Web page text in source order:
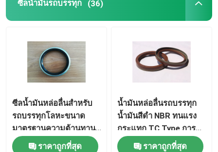
ซีลน้ำมันรถบรรทุก (36)
ซีลน้ำมันหล่อลื่นสำหรับ
รถบรรทุกโลหะขนาด
มาตรฐานความต้านทาน
การสึกหรอของรอบ
ราคาถูกที่สุด
น้ำมันหล่อลื่นรถบรรทุก
น้ำมันสีดำ NBR ทนแรง
กระแทก TC Type การ
ขยายความร้อนต่ำ
ราคาถูกที่สุด